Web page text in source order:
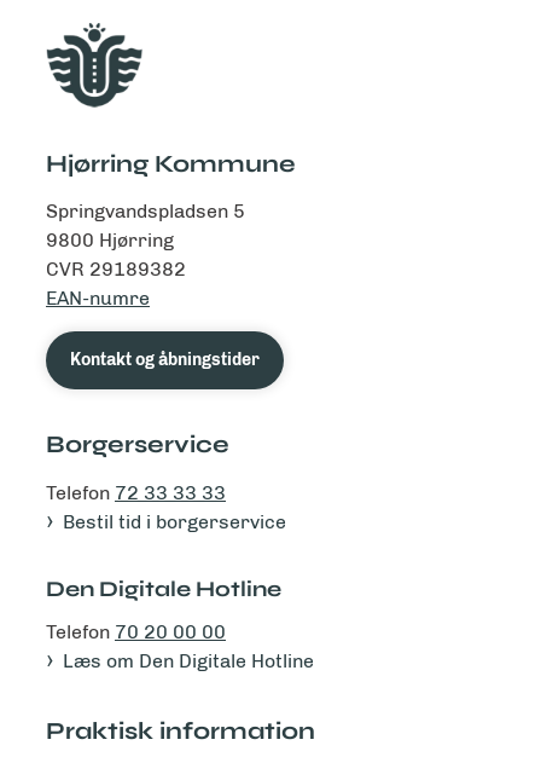
Hjørring Kommune
Springvandspladsen 5
9800 Hjørring
CVR 29189382
EAN-numre
Kontakt og åbningstider
Borgerservice
Telefon 72 33 33 33
Bestil tid i borgerservice
Den Digitale Hotline
Telefon 70 20 00 00
Læs om Den Digitale Hotline
Praktisk information